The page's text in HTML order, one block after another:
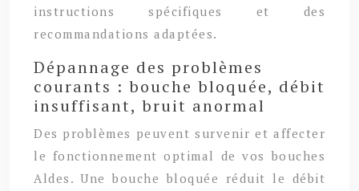
instructions spécifiques et des
recommandations adaptées.
Dépannage des problèmes
courants : bouche bloquée, débit
insuffisant, bruit anormal
Des problèmes peuvent survenir et affecter
le fonctionnement optimal de vos bouches
Aldes. Une bouche bloquée réduit le débit